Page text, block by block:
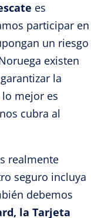
es
participar en
un riesgo
existen
la
mejor es
cubra al
realmente
seguro incluya
debemos
la Tarjeta